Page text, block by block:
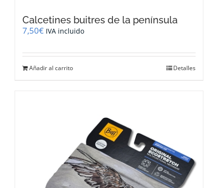
Calcetines buitres de la península
7,50€ IVA incluido
Añadir al carrito Detalles